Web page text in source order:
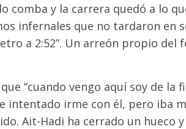
comba y la carrera quedó a lo
infernales que no tardaron en
a 2:52”. Un arreón propio del
“cuando vengo aquí soy de la
intentado irme con él, pero iba
Ait-Hadi ha cerrado un hueco